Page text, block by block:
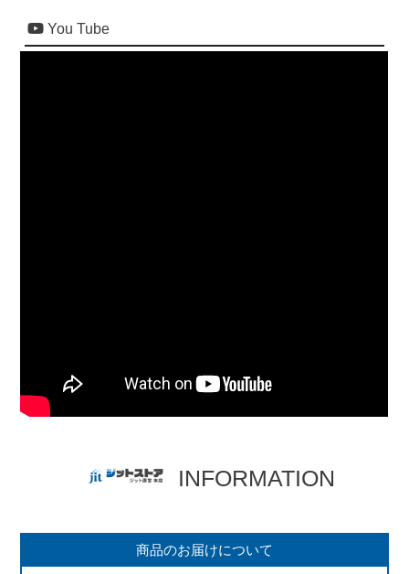
You Tube
INFORMATION
商品のお届けについて